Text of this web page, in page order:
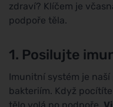
zdraví? Klíčem je
podpoře těla.
1. Posilujte
Imunitní systém je
bakteriím. Když